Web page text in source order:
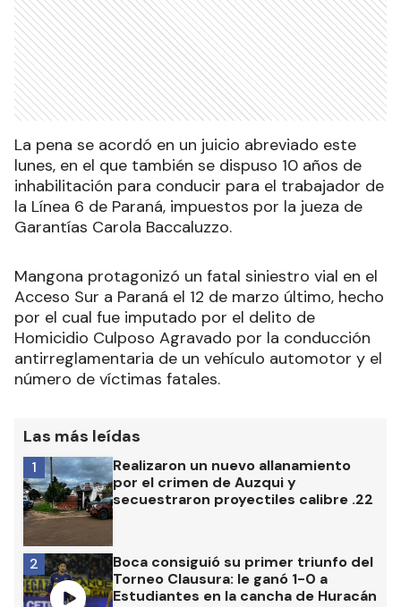
La pena se acordó en un juicio abreviado este
lunes, en el que también se dispuso 10 años de
inhabilitación para conducir para el trabajador de
la Línea 6 de Paraná, impuestos por la jueza de
Garantías Carola Baccaluzzo.
Mangona protagonizó un fatal siniestro vial en el
Acceso Sur a Paraná el 12 de marzo último, hecho
por el cual fue imputado por el delito de
Homicidio Culposo Agravado por la conducción
antirreglamentaria de un vehículo automotor y el
número de víctimas fatales.
Las más leídas
Realizaron un nuevo allanamiento
por el crimen de Auzqui y
secuestraron proyectiles calibre .22
1
Boca consiguió su primer triunfo del
Torneo Clausura: le ganó 1-0 a
Estudiantes en la cancha de Huracán
2